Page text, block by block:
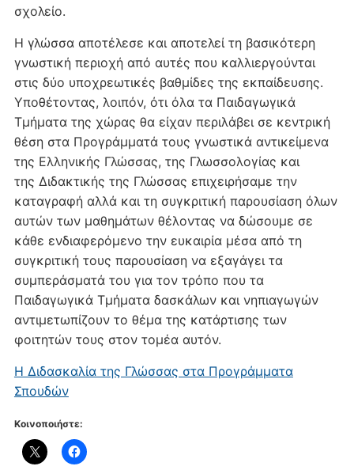
σχολείο.
Η γλώσσα αποτέλεσε και αποτελεί τη βασικότερη
γνωστική περιοχή από αυτές που καλλιεργούνται
στις δύο υποχρεωτικές βαθμίδες της εκπαίδευσης.
Υποθέτοντας, λοιπόν, ότι όλα τα Παιδαγωγικά
Τμήματα της χώρας θα είχαν περιλάβει σε κεντρική
θέση στα Προγράμματά τους γνωστικά αντικείμενα
της Ελληνικής Γλώσσας, της Γλωσσολογίας και
της Διδακτικής της Γλώσσας επιχειρήσαμε την
καταγραφή αλλά και τη συγκριτική παρουσίαση όλων
αυτών των μαθημάτων θέλοντας να δώσουμε σε
κάθε ενδιαφερόμενο την ευκαιρία μέσα από τη
συγκριτική τους παρουσίαση να εξαγάγει τα
συμπεράσματά του για τον τρόπο που τα
Παιδαγωγικά Τμήματα δασκάλων και νηπιαγωγών
αντιμετωπίζουν το θέμα της κατάρτισης των
φοιτητών τους στον τομέα αυτόν.
Η Διδασκαλία της Γλώσσας στα Προγράμματα
Σπουδών
Κοινοποιήστε: